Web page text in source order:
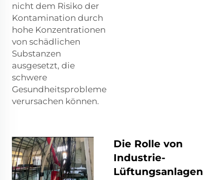
nicht dem Risiko der
Kontamination durch
hohe Konzentrationen
von schädlichen
Substanzen
ausgesetzt, die
schwere
Gesundheitsprobleme
verursachen können.
Die Rolle von
Industrie-
Lüftungsanlagen